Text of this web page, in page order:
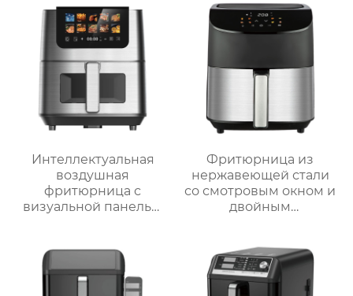
Интеллектуальная
воздушная
фритюрница с
визуальной панелью
Фритюрница из
нержавеющей стали
со смотровым окном и
двойным